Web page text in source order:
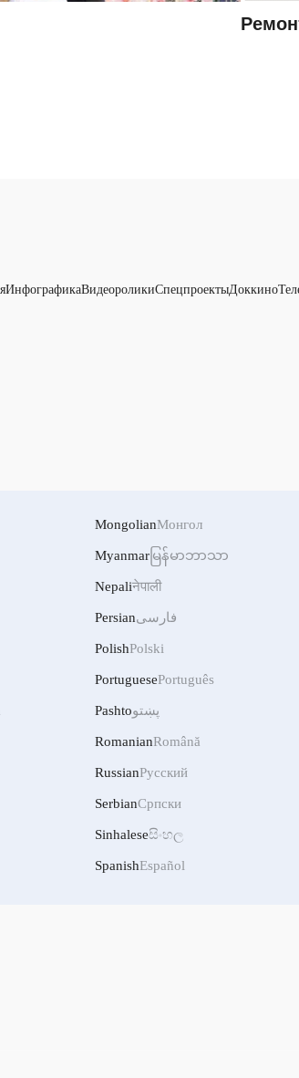
ИнфографикаВидеороликиСпецпроектыДоккино
MongolianМонгол
Myanmar မြန်မာဘာသာ
Nepaliनेपाली
Persianفارسی
PolishPolski
PortuguesePortuguês
Pashtoپښتو
RomanianRomână
RussianРусский
SerbianСрпски
Sinhaleseසිංහල
SpanishEspañol